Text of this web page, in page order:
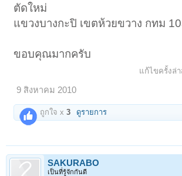
ตัดใหม่
แขวงบางกะปิ เขตห้วยขวาง กทม
ขอบคุณมากครับ
แก้ไขครั้งล่
9 สิงหาคม 2010
ถูกใจ x3 ดูรายการ
SAKURABO
เป็นที่รู้จักกันดี